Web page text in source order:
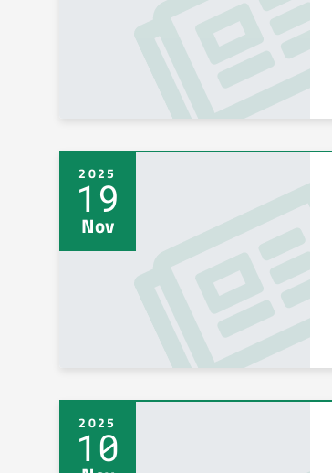
2025
19
Nov
2025
10